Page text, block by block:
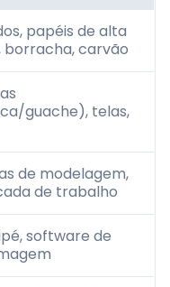
papéis de alta
carvão
guache), telas,
de modelagem,
de trabalho
software de